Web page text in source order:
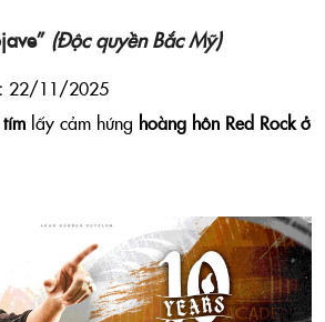
(Độc quyền Bắc Mỹ)
22/11/2025
tímlấy cảm hứng hoàng hôn Red Rock ở